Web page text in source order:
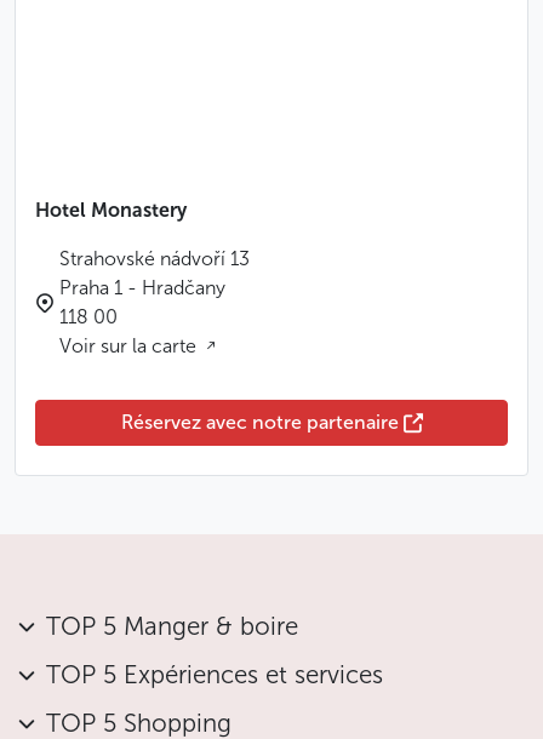
Hotel Monastery
Strahovské nádvoří 13
Praha 1 - Hradčany
118 00
Voir sur la carte
Réservez avec notre partenaire
TOP 5 Manger & boire
TOP 5 Expériences et services
TOP 5 Shopping